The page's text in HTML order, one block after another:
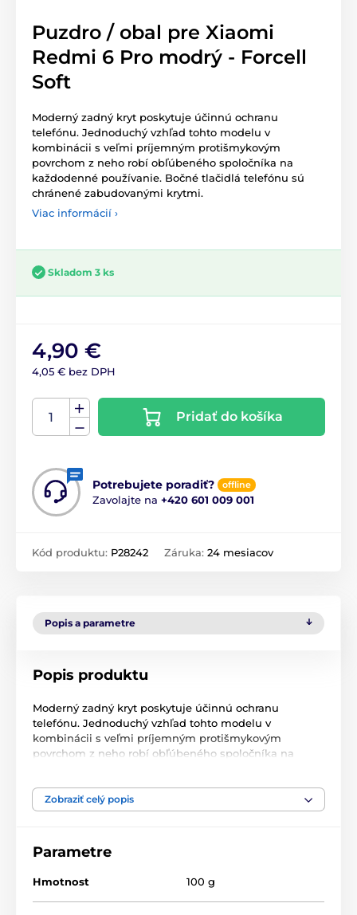
Puzdro / obal pre Xiaomi
Redmi 6 Pro modrý - Forcell
Soft
Moderný zadný kryt poskytuje účinnú ochranu
telefónu. Jednoduchý vzhľad tohto modelu v
kombinácii s veľmi príjemným protišmykovým
povrchom z neho robí obľúbeného spoločníka na
každodenné používanie. Bočné tlačidlá telefónu sú
chránené zabudovanými krytmi.
Viac informácií ›
Skladom 3 ks
4,90 €
4,05 € bez DPH
Pridať do košíka
Potrebujete poradiť? offline
Zavolajte na +420 601 009 001
Kód produktu: P28242 Záruka: 24 mesiacov
Popis a parametre
Popis produktu
Moderný zadný kryt poskytuje účinnú ochranu
telefónu. Jednoduchý vzhľad tohto modelu v
kombinácii s veľmi príjemným protišmykovým
povrchom z neho robí obľúbeného spoločníka na
Kryt je vyrobený z pružného, ale pevného silikónového
skĺznutiu. Jeho povrch je matný a veľmi príjemný na
dotyk.
Kryt je samozrejme vybavený presnými výrezmi pre
nabíjací konektor, fotoaparát a ďalšie vstupy telefónu.
Zobraziť celý popis
Parametre
Hmotnost 100 g